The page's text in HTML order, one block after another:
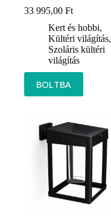
33 995,00 Ft
Kert és hobbi,
Kültéri világítás,
Szoláris kültéri
világítás
BOLTBA